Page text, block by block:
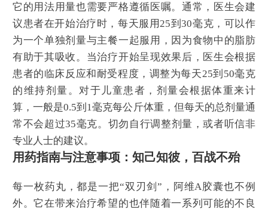
它的用法用量也需要严格遵循医嘱。通常，医生会建
议患者在开始治疗时，每天服用25到30毫克，可以作
为一个单独剂量与主餐一起服用，因为食物中的脂肪
有助于其吸收。当治疗开始呈现效果后，医生会根据
患者的临床反应和耐受程度，调整为每天25到50毫克
的维持剂量。对于儿童患者，剂量会根据体重来计
算，一般是0.5到1毫克每公斤体重，但每天的总剂量通
常不会超过35毫克。切勿自行调整剂量，或者听信非
专业人士的建议。
用药指南与注意事项：知己知彼，百战不殆
每一枚药丸，都是一把“双刃剑”，阿维A胶囊也不例
外。它在带来治疗希望的也伴随着一系列可能的不良